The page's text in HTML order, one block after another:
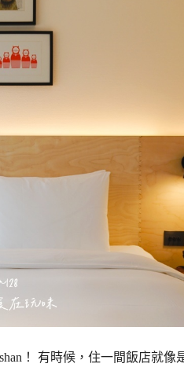
！ 有時候，住一間飯店就像